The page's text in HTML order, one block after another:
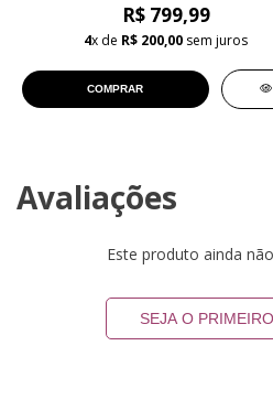
R$ 799,99
4x de R$ 200,00 sem juros
COMPRAR
Avaliações
Este produto ainda
SEJA O